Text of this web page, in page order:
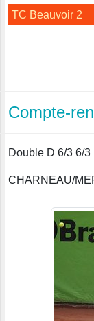
TC Beauvoir 2
Compte-
Double D 6/3 6/3
CHARNEAU/